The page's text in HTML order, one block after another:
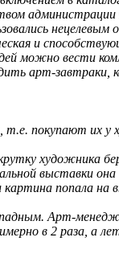
нецелевым
и
можно вести
арт-
покупают их у
художника
выставки
попала
Арт-
в 2 раза, а